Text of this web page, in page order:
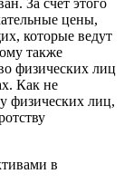
За счет этого
цены,
которые ведут
также
физических лиц
Как не
физических лиц,